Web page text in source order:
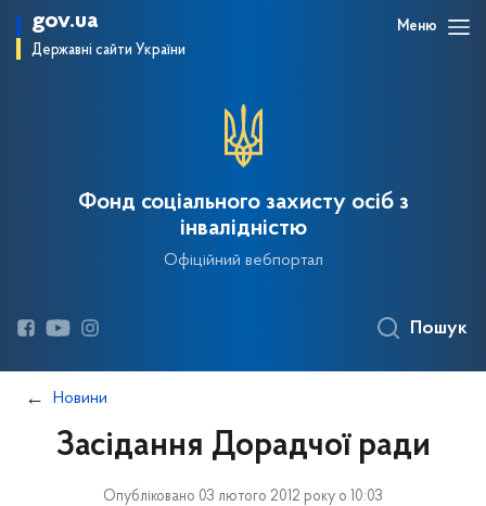
gov.ua
Державні сайти України
Меню
Фонд соціального захисту осіб з
інвалідністю
Офіційний вебпортал
Пошук
Новини
Засідання Дорадчої ради
Опубліковано 03 лютого 2012 року о 10:03